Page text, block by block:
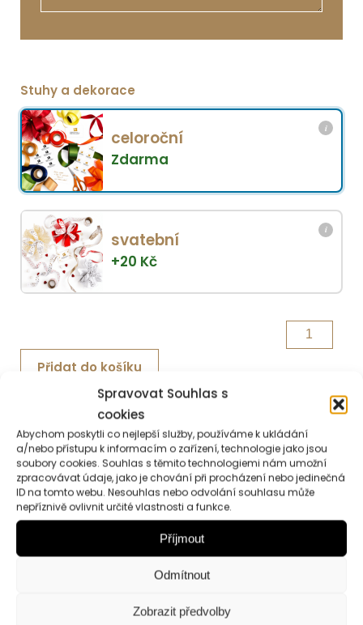
Spravovat Souhlas s
cookies
Abychom poskytli co nejlepší služby, používáme k ukládání
a/nebo přístupu k informacím o zařízení, technologie jako jsou
soubory cookies. Souhlas s těmito technologiemi nám umožní
zpracovávat údaje, jako je chování při procházení nebo jedinečná
ID na tomto webu. Nesouhlas nebo odvolání souhlasu může
nepříznivě ovlivnit určité vlastnosti a funkce.
Příjmout
Odmítnout
Zobrazit předvolby
Stuhy a dekorace
celoroční
Zdarma
i
svatební
+20 Kč
i
Tapenáda
z
množství
Přidat do košíku
Popis
Hodnocení (0)
Informace
Popis
se hojně využívá jako předkrm na opečených